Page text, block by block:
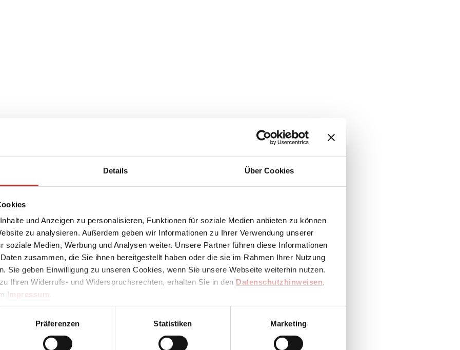
Details Über Cookies
und Anzeigen zu personalisieren, Funktionen für soziale Medien anbieten zu können
zu analysieren. Außerdem geben wir Informationen zu Ihrer Verwendung unserer
soziale Medien, Werbung und Analysen weiter. Unsere Partner führen diese Informationen
zusammen, die Sie ihnen bereitgestellt haben oder die sie im Rahmen Ihrer Nutzung
Sie geben Einwilligung zu unseren Cookies, wenn Sie unsere Webseite weiterhin nutzen.
Ihren Widerrufs- und Widerspruchsrechten, erhalten Sie in den Datenschutzhinweisen,
Impressum
Präferenzen Statistiken Marketing